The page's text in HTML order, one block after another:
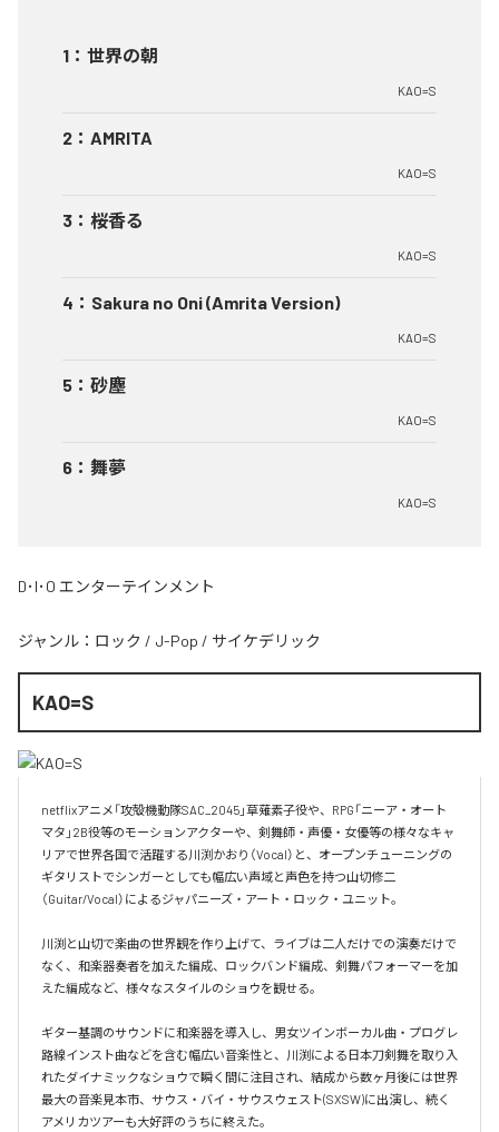
1 ： 世界の朝
KAO=S
2 ： AMRITA
KAO=S
3 ： 桜香る
KAO=S
4 ： Sakura no Oni (Amrita Version)
KAO=S
5 ： 砂塵
KAO=S
6 ： 舞夢
KAO=S
D･I･O エンターテインメント
ジャンル： ロック / J-Pop / サイケデリック
KAO=S
netflixアニメ「攻殻機動隊SAC_2045」草薙素子役や、RPG「ニーア・オート
マタ」2B役等のモーションアクターや、剣舞師・声優・女優等の様々なキャ
リアで世界各国で活躍する川渕かおり（Vocal）と、オープンチューニングの
ギタリストでシンガーとしても幅広い声域と声色を持つ山切修二
（Guitar/Vocal）によるジャパニーズ・アート・ロック・ユニット。
川渕と山切で楽曲の世界観を作り上げて、ライブは二人だけでの演奏だけで
なく、和楽器奏者を加えた編成、ロックバンド編成、剣舞パフォーマーを加
えた編成など、様々なスタイルのショウを観せる。
ギター基調のサウンドに和楽器を導入し、男女ツインボーカル曲・プログレ
路線インスト曲などを含む幅広い音楽性と、川渕による日本刀剣舞を取り入
れたダイナミックなショウで瞬く間に注目され、結成から数ヶ月後には世界
最大の音楽見本市、サウス・バイ・サウスウェスト(SXSW)に出演し、続く
アメリカツアーも大好評のうちに終えた。